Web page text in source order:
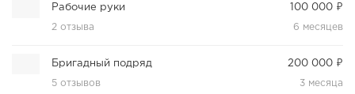
Рабочие руки
2 отзыва
100 000 ₽
6 месяцев
Бригадный подряд
5 отзывов
200 000 ₽
3 месяца